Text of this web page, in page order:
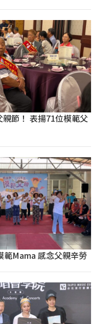
節！ 表揚71位模範父
範Mama 感念父親辛勞